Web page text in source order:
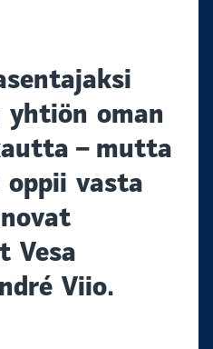
oman
– mutta
vasta
Vesa
Viio.